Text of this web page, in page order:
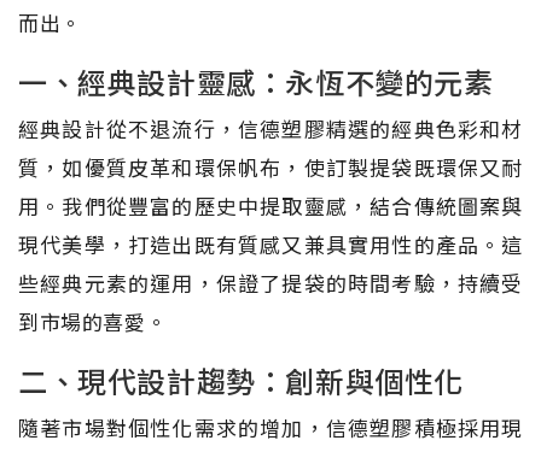
而出。
一、經典設計靈感：永恆不變的元素
經典設計從不退流行，信德塑膠精選的經典色彩和材
質，如優質皮革和環保帆布，使訂製提袋既環保又耐
用。我們從豐富的歷史中提取靈感，結合傳統圖案與
現代美學，打造出既有質感又兼具實用性的產品。這
些經典元素的運用，保證了提袋的時間考驗，持續受
到市場的喜愛。
二、現代設計趨勢：創新與個性化
隨著市場對個性化需求的增加，信德塑膠積極採用現